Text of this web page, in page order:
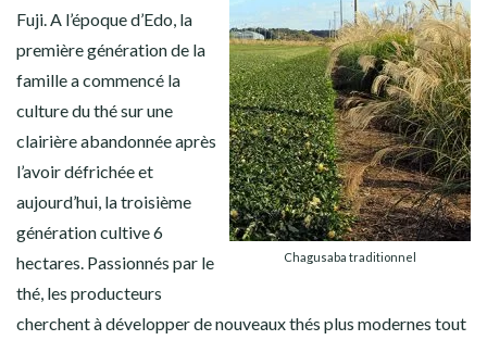
Chagusaba traditionnel
Fuji. A l’époque d’Edo, la
première génération de la
famille a commencé la
culture du thé sur une
clairière abandonnée après
l’avoir défrichée et
aujourd’hui, la troisième
génération cultive 6
hectares. Passionnés par le
thé, les producteurs
cherchent à développer de nouveaux thés plus modernes tout